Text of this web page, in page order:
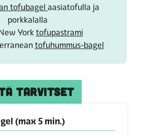
tofubagel aasiatofulla ja
porkkalalla
York tofupastrami
tofuhummus-bagel
TARVITSET
(max 5 min.)